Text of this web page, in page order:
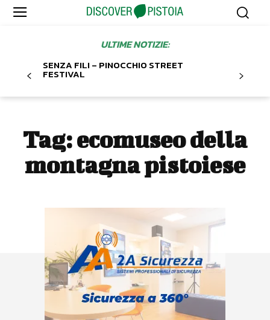
ULTIME NOTIZIE:
SENZA FILI – PINOCCHIO STREET
FESTIVAL
Tag:ecomuseo della
montagna pistoiese